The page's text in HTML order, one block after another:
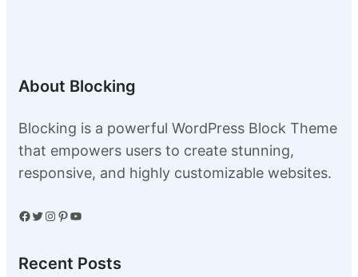
About Blocking
Blocking is a powerful WordPress Block Theme
that empowers users to create stunning,
responsive, and highly customizable websites.
Facebook Twitter Instagram Pinterest YouTube
Recent Posts